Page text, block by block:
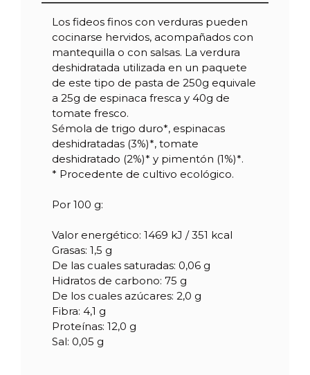
Los fideos finos con verduras pueden
cocinarse hervidos, acompañados con
mantequilla o con salsas. La verdura
deshidratada utilizada en un paquete
de este tipo de pasta de 250g equivale
a 25g de espinaca fresca y 40g de
tomate fresco.
Sémola de trigo duro*, espinacas
deshidratadas (3%)*, tomate
deshidratado (2%)* y pimentón (1%)*.
* Procedente de cultivo ecológico.
Por 100 g:
Valor energético: 1469 kJ / 351 kcal
Grasas: 1,5 g
De las cuales saturadas: 0,06 g
Hidratos de carbono: 75 g
De los cuales azúcares: 2,0 g
Fibra: 4,1 g
Proteínas: 12,0 g
Sal: 0,05 g
Referencia 10831